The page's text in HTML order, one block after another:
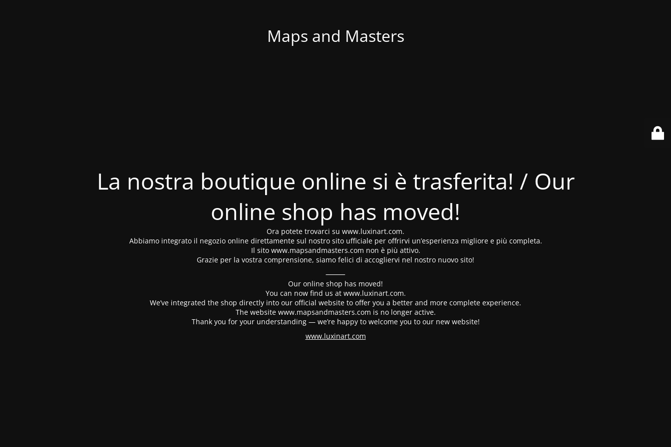
Maps and Masters
La nostra boutique online si è trasferita! / Our
online shop has moved!
Ora potete trovarci su www.luxinart.com.
Abbiamo integrato il negozio online direttamente sul nostro sito ufficiale per offrirvi un’esperienza migliore e più completa.
Il sito www.mapsandmasters.com non è più attivo.
Grazie per la vostra comprensione, siamo felici di accogliervi nel nostro nuovo sito!
⸻
Our online shop has moved!
You can now find us at www.luxinart.com.
We’ve integrated the shop directly into our official website to offer you a better and more complete experience.
The website www.mapsandmasters.com is no longer active.
Thank you for your understanding — we’re happy to welcome you to our new website!
www.luxinart.com